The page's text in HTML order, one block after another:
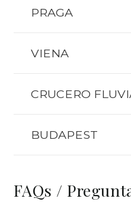
PRAGA
VIENA
CRUCERO
BUDAPEST
FAQs /